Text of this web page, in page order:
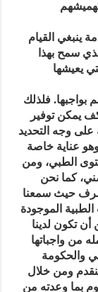
ينبغي القيام
سمح بهذا
يعيشها
بواجبها. فلذلك
يمكن توفير
على وجه التحديد
عناية خاصة
الطبي، ومن
كما نحن
حيث سمعنا
الموجودة
تكون لدينا
من واجباتها
والحكومة
لنقدم ومن خلال
بما وعدته من